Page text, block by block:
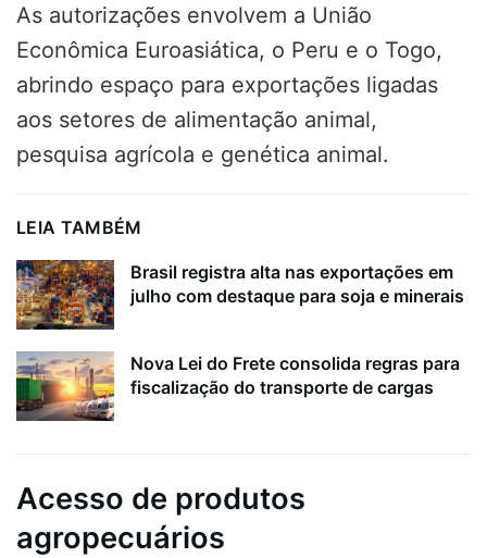
As autorizações envolvem a União
Econômica Euroasiática, o Peru e o Togo,
abrindo espaço para exportações ligadas
aos setores de alimentação animal,
pesquisa agrícola e genética animal.
LEIA TAMBÉM
Brasil registra alta nas exportações em
julho com destaque para soja e minerais
Nova Lei do Frete consolida regras para
fiscalização do transporte de cargas
Acesso de produtos
agropecuários